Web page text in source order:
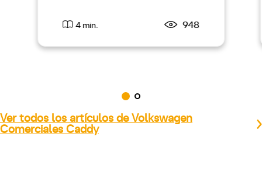
4 min. 948
Ver todos los artículos de Volkswagen
Comerciales Caddy